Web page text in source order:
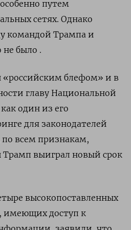
путем
сетях. Однако
командой Трампа и
было .
блефом» и в
главу Национальной
один из его
для законодателей
всем признакам,
Трамп выиграл новый срок
высокопоставленных
имеющих доступ к